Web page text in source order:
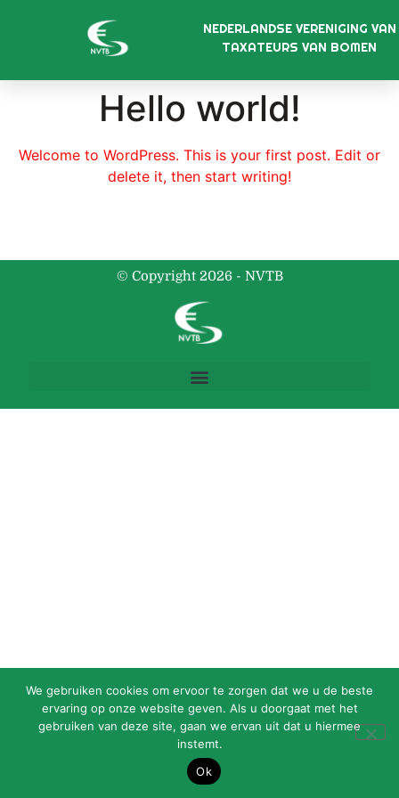
NEDERLANDSE VERENIGING VAN
TAXATEURS VAN BOMEN
Hello world!
Welcome to WordPress. This is your first post. Edit or
delete it, then start writing!
© Copyright 2026 - NVTB
We gebruiken cookies om ervoor te zorgen dat we u de beste
ervaring op onze website geven. Als u doorgaat met het
gebruiken van deze site, gaan we ervan uit dat u hiermee
instemt.
Ok